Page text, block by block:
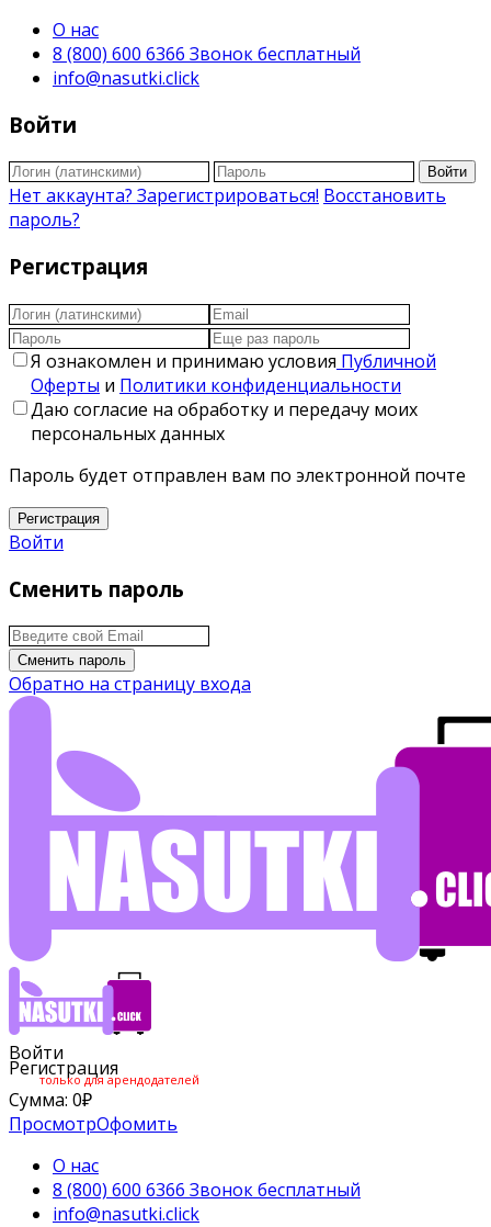
О нас
8 (800) 600 6366 Звонок бесплатный
info@nasutki.click
Войти
Войти
Нет аккаунта? Зарегистрироваться! Восстановить
пароль?
Регистрация
Я ознакомлен и принимаю условия Публичной
Оферты и Политики конфиденциальности
Даю согласие на обработку и передачу моих
персональных данных
Пароль будет отправлен вам по электронной почте
Регистрация
Войти
Сменить пароль
Сменить пароль
Обратно на страницу входа
Войти
Регистрация
только для арендодателей
Сумма: 0₽
ПросмотрОфомить
О нас
8 (800) 600 6366 Звонок бесплатный
info@nasutki.click